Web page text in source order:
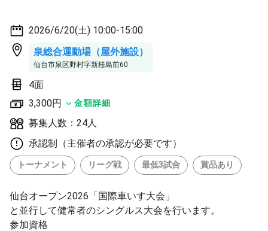
2026/6/20(土) 10:00-15:00
泉総合運動場（屋外施設）
仙台市泉区野村字新桂島前60
4面
3,300円
金額詳細
募集人数：24人
承認制（主催者の承認が必要です）
トーナメント リーグ戦 最低3試合 賞品あり
仙台オープン2026「国際車いす大会」
と並行して健常者のシングルス大会を行います。
参加資格